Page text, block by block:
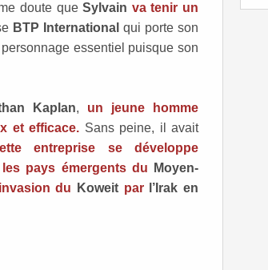
doute queSylvain va tenir un
BTP International qui porte son
personnage essentiel puisque son
Kaplan, un jeune homme
et efficace. Sans peine, il avait
entreprise se développe
pays émergents du
Moyen-
du Koweit par
l’Irak en